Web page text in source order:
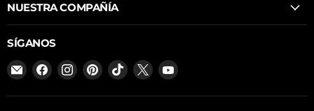
NUESTRA COMPAÑÍA
SÍGANOS
Encuéntrenos
en
Correo
Encuéntrenos
en
Facebook
Encuéntrenos
en
Instagram
Encuéntrenos
en
Pinterest
Encuéntrenos
en
TikTok
Encuéntrenos
en
X
Encuéntrenos
YouTube